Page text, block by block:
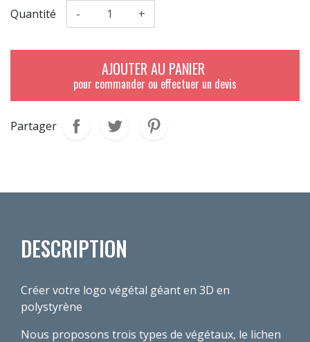
Quantité - +
AJOUTER AU PANIER
pour commander ou effectuer un devis
Partager
DESCRIPTION
Créer votre logo végétal géant en 3D en
polystyrène
Nous proposons trois types de végétaux, le lichen